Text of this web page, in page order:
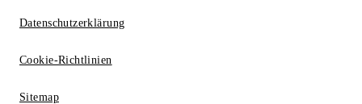
Datenschutzerklärung
Cookie-Richtlinien
Sitemap